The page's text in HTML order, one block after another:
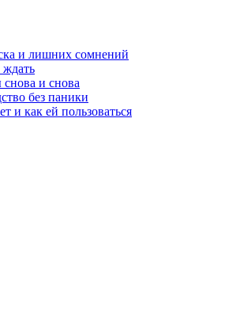
и лишних сомнений
ждать
и снова
без паники
и как ей пользоваться